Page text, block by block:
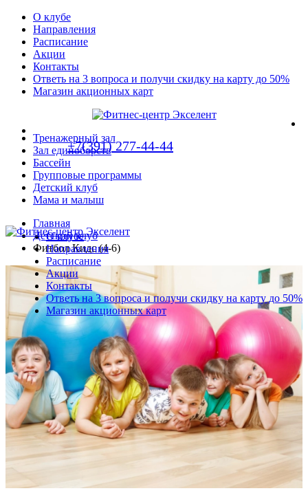
О клубе
Направления
Расписание
Акции
Контакты
Ответь на 3 вопроса и получи скидку на карту до 50%
Магазин акционных карт
+7(391) 277-44-44
Тренажерный зал
Зал единоборств
Бассейн
Групповые программы
Детский клуб
Мама и малыш
О клубе
Направления
Расписание
Акции
Контакты
Ответь на 3 вопроса и получи скидку на карту до 50%
Магазин акционных карт
Главная
Детский клуб
Фитбол Кидс (4-6)